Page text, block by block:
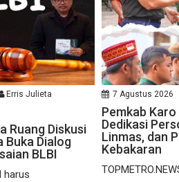
Erris Julieta
Ruang Diskusi
Buka Dialog
BLBI
harus
7 Agustus 2026
Pemkab
Dedikasi
Linmas, dan
Kebakaran